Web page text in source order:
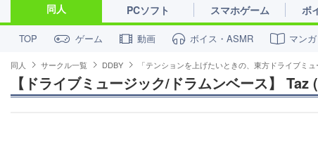
同人 PCソフト スマホゲーム ボ
TOP ゲーム 動画 ボイス・ASMR マンガ
同人 サークル一覧 DDBY 「テンションを上げたいときの、東方ドライブミ
【ドライブミュージック/ドラムンベース】